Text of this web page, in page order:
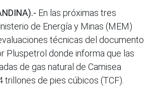
En las próximas tres
de Energía y Minas (MEM)
técnicas del documento
Pluspetrol donde informa que las
de gas natural de Camisea
trillones de pies cúbicos (TCF).